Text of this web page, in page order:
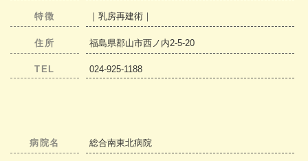
特徴 ｜乳房再建術｜
住所 福島県郡山市西ノ内2-5-20
TEL 024-925-1188
病院名 総合南東北病院